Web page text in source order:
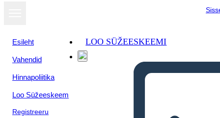
Esileht
Vahendid
Hinnapoliitika
Loo Süžeeskeem
Registreeru
LOO SÜŽEESKEEMI